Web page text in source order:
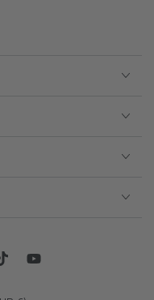
TikTokYouTube